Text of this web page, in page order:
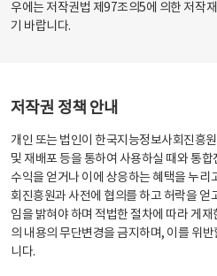
우에는 저작권법 제97조의5에 의한 저작
기 바랍니다.
저작권 정책 안내
개인 또는 법인이 한국지능정보사회진흥
및 재배포 등을 통하여 사용하실 때와 통
수익을 얻거나 이에 상응하는 혜택을 누리
회진흥원과 사전에 협의를 하고 허락을
임을 밝혀야 하며 적법한 절차에 따라 게
의 내용의 무단변경을 금지하며, 이를 위
니다.